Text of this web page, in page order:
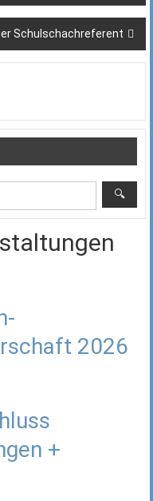
Schulschachreferent
2026
+